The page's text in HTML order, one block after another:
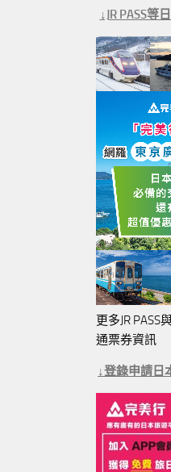
↓JR PASS等
更多JR PASS
通票券資訊
↓登錄申請日